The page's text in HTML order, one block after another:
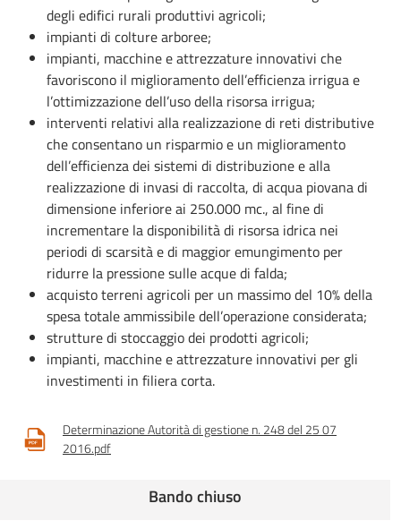
degli edifici rurali produttivi agricoli;
impianti di colture arboree;
impianti, macchine e attrezzature innovativi che
favoriscono il miglioramento dell’efficienza irrigua e
l’ottimizzazione dell’uso della risorsa irrigua;
interventi relativi alla realizzazione di reti distributive
che consentano un risparmio e un miglioramento
dell’efficienza dei sistemi di distribuzione e alla
realizzazione di invasi di raccolta, di acqua piovana di
dimensione inferiore ai 250.000 mc., al fine di
incrementare la disponibilità di risorsa idrica nei
periodi di scarsità e di maggior emungimento per
ridurre la pressione sulle acque di falda;
acquisto terreni agricoli per un massimo del 10% della
spesa totale ammissibile dell’operazione considerata;
strutture di stoccaggio dei prodotti agricoli;
impianti, macchine e attrezzature innovativi per gli
investimenti in filiera corta.
Determinazione Autorità di gestione n. 248 del 25 07
2016.pdf
Bando chiuso